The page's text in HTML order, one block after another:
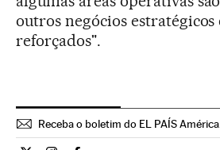
outros negócios estratégicos
reforçados".
Receba o boletim do EL PAÍS América.